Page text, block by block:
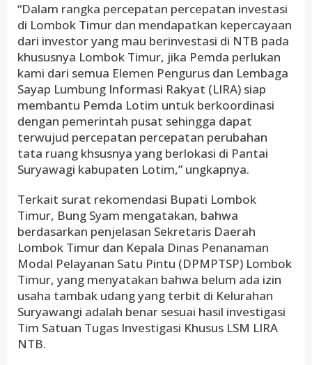
“Dalam rangka percepatan percepatan investasi
di Lombok Timur dan mendapatkan kepercayaan
dari investor yang mau berinvestasi di NTB pada
khususnya Lombok Timur, jika Pemda perlukan
kami dari semua Elemen Pengurus dan Lembaga
Sayap Lumbung Informasi Rakyat (LIRA) siap
membantu Pemda Lotim untuk berkoordinasi
dengan pemerintah pusat sehingga dapat
terwujud percepatan percepatan perubahan
tata ruang khsusnya yang berlokasi di Pantai
Suryawagi kabupaten Lotim,” ungkapnya.
Terkait surat rekomendasi Bupati Lombok
Timur, Bung Syam mengatakan, bahwa
berdasarkan penjelasan Sekretaris Daerah
Lombok Timur dan Kepala Dinas Penanaman
Modal Pelayanan Satu Pintu (DPMPTSP) Lombok
Timur, yang menyatakan bahwa belum ada izin
usaha tambak udang yang terbit di Kelurahan
Suryawangi adalah benar sesuai hasil investigasi
Tim Satuan Tugas Investigasi Khusus LSM LIRA
NTB.